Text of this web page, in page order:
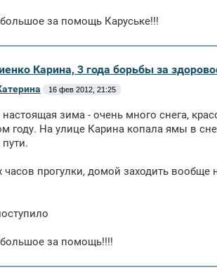
за помощь Каруське!!!
Карина, 3 года борьбы за
16 фев 2012, 21:25
зима - очень много снега,
году. На улице Карина копала ямы в
часов прогулки, домой заходить
за помощь!!!!